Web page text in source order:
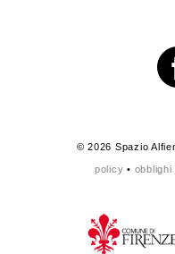
© 2026 Spazio
policy •